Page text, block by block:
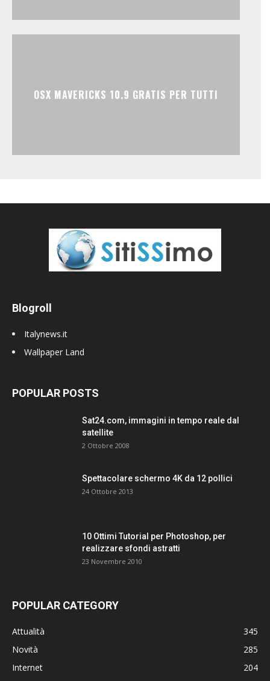
OSX MAVERICKS 10.9 GRATIS PER TUTTI
Blogroll
Italynews.it
Wallpaper Land
POPULAR POSTS
Sat24.com, immagini in tempo reale dal
satellite
2 Ottobre 2008
Spettacolare schermo 4K da 12 pollici
24 Ottobre 2013
10 Ottimi Tutorial per Photoshop, per
realizzare sfondi astratti
23 Novembre 2010
POPULAR CATEGORY
Attualità
345
Novità
285
Internet
204